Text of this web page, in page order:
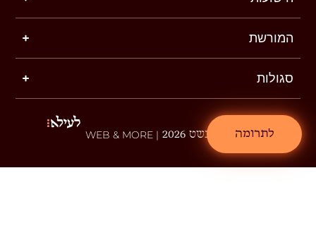
המורשת
סגולות
שטפנשט 2026 | WEB & MORE לתרומה